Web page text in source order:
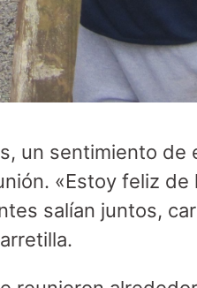
un sentimiento de
«Estoy feliz de
salían juntos,